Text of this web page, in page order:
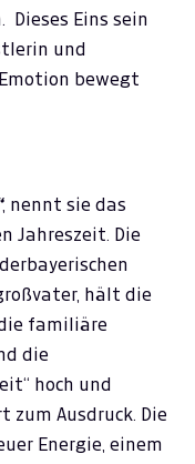
Dieses Eins sein
und
bewegt
, nennt sie das
Jahreszeit. Die
hält die
familiäre
die
hoch und
zum Ausdruck. Die
Energie, einem